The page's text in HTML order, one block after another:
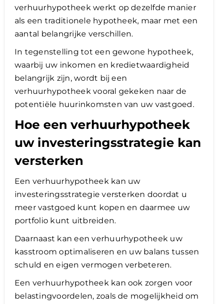
verhuurhypotheek werkt op dezelfde manier
als een traditionele hypotheek, maar met een
aantal belangrijke verschillen.
In tegenstelling tot een gewone hypotheek,
waarbij uw inkomen en kredietwaardigheid
belangrijk zijn, wordt bij een
verhuurhypotheek vooral gekeken naar de
potentiële huurinkomsten van uw vastgoed.
Hoe een verhuurhypotheek
uw investeringsstrategie kan
versterken
Een verhuurhypotheek kan uw
investeringsstrategie versterken doordat u
meer vastgoed kunt kopen en daarmee uw
portfolio kunt uitbreiden.
Daarnaast kan een verhuurhypotheek uw
kasstroom optimaliseren en uw balans tussen
schuld en eigen vermogen verbeteren.
Een verhuurhypotheek kan ook zorgen voor
belastingvoordelen, zoals de mogelijkheid om